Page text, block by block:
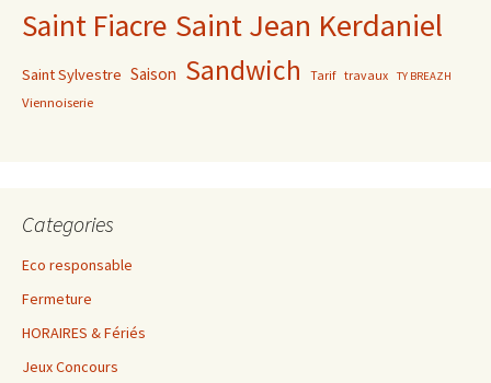
Saint Fiacre Saint Jean Kerdaniel
Saint Sylvestre Saison Sandwich Tarif travaux TY BREAZH
Viennoiserie
Categories
Eco responsable
Fermeture
HORAIRES & Fériés
Jeux Concours